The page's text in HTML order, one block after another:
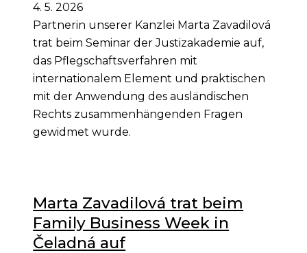
4. 5. 2026
Partnerin unserer Kanzlei Marta Zavadilová
trat beim Seminar der Justizakademie auf,
das Pflegschaftsverfahren mit
internationalem Element und praktischen
mit der Anwendung des ausländischen
Rechts zusammenhängenden Fragen
gewidmet wurde.
Marta Zavadilová trat beim
Family Business Week in
Čeladná auf